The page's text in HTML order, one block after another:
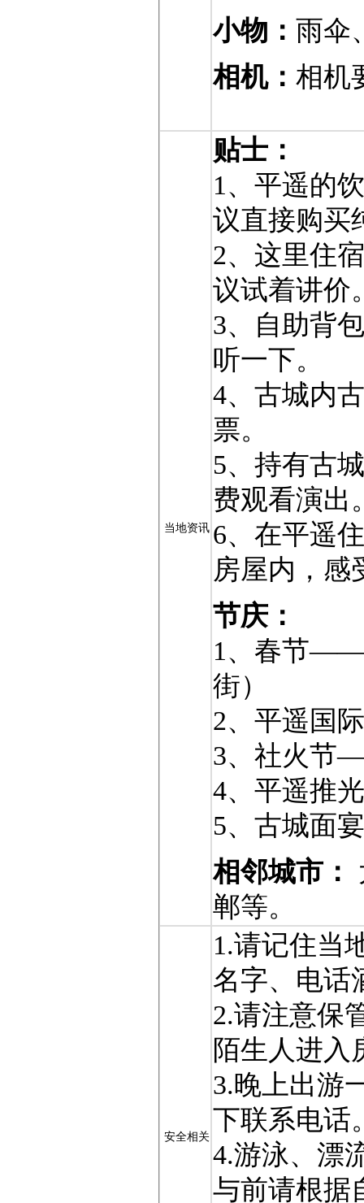
小物： 雨伞
相机： 相机
当地资讯
贴士：
1、平遥的
议直接购买
2、这里住
议试着讲价
3、自助背
听一下。
4、古城内
票。
5、持有古
费观看演出
6、在平遥
房屋内，感
节庆：
1、春节——
街）
2、平遥国
3、社火节
4、平遥推
5、古城面
相邻城市：
郸等。
安全相关
1.请记住当
名字、电话
2.请注意保
陌生人进入
3.晚上出游
下联系电话
4.游泳、漂
与前请根据